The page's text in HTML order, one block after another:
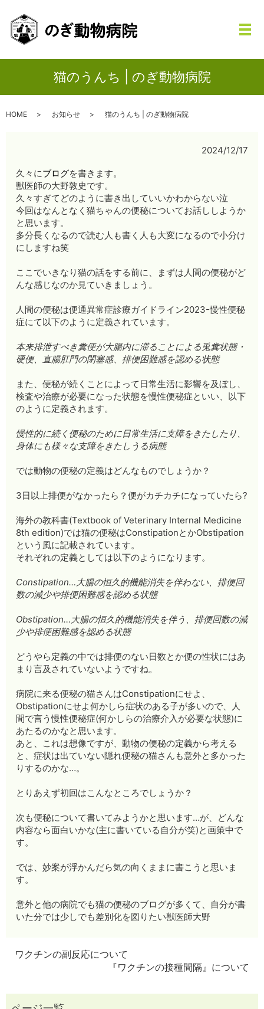
メ
猫のうんち | のぎ動物病院
HOME お知らせ 猫のうんち | のぎ動物病院
2024/12/17
久々にブログを書きます。
獣医師の大野敦史です。
久々すぎてどのように書き出していいかわからない泣
今回はなんとなく猫ちゃんの便秘についてお話ししようか
と思います。
多分長くなるので読む人も書く人も大変になるので小分け
にしますね笑
ここでいきなり猫の話をする前に、まずは人間の便秘がど
んな感じなのか見ていきましょう。
人間の便秘は便通異常症診療ガイドライン2023-慢性便秘
症にて以下のように定義されています。
本来排泄すべき糞便が大腸内に滞ることによる兎糞状態・
硬便、直腸肛門の閉塞感、排便困難感を認める状態
また、便秘が続くことによって日常生活に影響を及ぼし、
検査や治療が必要になった状態を慢性便秘症といい、以下
のように定義されます。
慢性的に続く便秘のために日常生活に支障をきたしたり、
身体にも様々な支障をきたしうる病態
では動物の便秘の定義はどんなものでしょうか？
3日以上排便がなかったら？便がカチカチになっていたら?
海外の教科書(Textbook of Veterinary Internal Medicine
8th edition)では猫の便秘はConstipationとかObstipation
という風に記載されています。
それぞれの定義としては以下のようになります。
Constipation…大腸の恒久的機能消失を伴わない、排便回
数の減少や排便困難感を認める状態
Obstipation…大腸の恒久的機能消失を伴う、排便回数の減
少や排便困難感を認める状態
どうやら定義の中では排便のない日数とか便の性状にはあ
まり言及されていないようですね。
病院に来る便秘の猫さんはConstipationにせよ、
Obstipationにせよ何かしら症状のある子が多いので、人
間で言う慢性便秘症(何かしらの治療介入が必要な状態)に
あたるのかなと思います。
あと、これは想像ですが、動物の便秘の定義から考える
と、症状は出ていない隠れ便秘の猫さんも意外と多かった
りするのかな…。
とりあえず初回はこんなところでしょうか？
次も便秘について書いてみようかと思います…が、どんな
内容なら面白いかな(主に書いている自分が笑)と画策中で
す。
では、妙案が浮かんだら気の向くままに書こうと思いま
す。
意外と他の病院でも猫の便秘のブログが多くて、自分が書
いた分では少しでも差別化を図りたい獣医師大野
ワクチンの副反応について
『ワクチンの接種間隔』について